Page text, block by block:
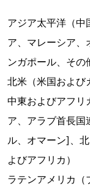
アジア太平洋（中
ア、マレーシア、
ンガポール、その
北米（米国および
中東およびアフ
ア、アラブ首長国
ル、オマーン]、
よびアフリカ）
ラテンアメリカ（